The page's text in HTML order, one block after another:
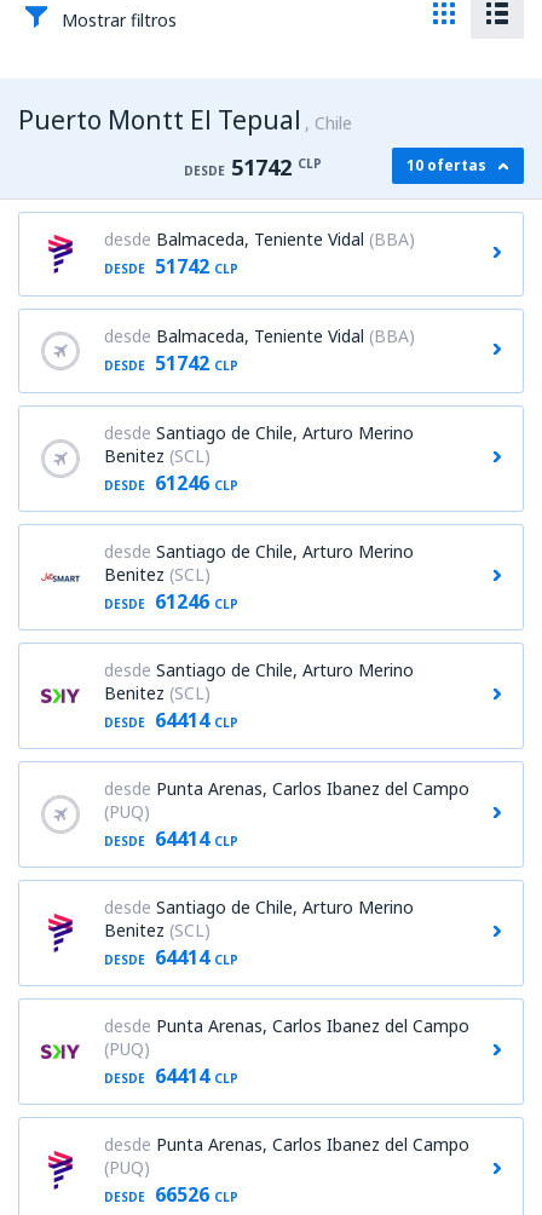
Mostrar filtros
Puerto Montt El Tepual Chile
DESDE 51742 CLP 10 ofertas
desde Balmaceda, Teniente Vidal (BBA)
DESDE 51742 CLP
desde Balmaceda, Teniente Vidal (BBA)
DESDE 51742 CLP
desde Santiago de Chile, Arturo Merino
Benitez (SCL)
DESDE 61246 CLP
desde Santiago de Chile, Arturo Merino
Benitez (SCL)
DESDE 61246 CLP
desde Santiago de Chile, Arturo Merino
Benitez (SCL)
DESDE 64414 CLP
desde Punta Arenas, Carlos Ibanez del Campo
(PUQ)
DESDE 64414 CLP
desde Santiago de Chile, Arturo Merino
Benitez (SCL)
DESDE 64414 CLP
desde Punta Arenas, Carlos Ibanez del Campo
(PUQ)
DESDE 64414 CLP
desde Punta Arenas, Carlos Ibanez del Campo
(PUQ)
DESDE 66526 CLP